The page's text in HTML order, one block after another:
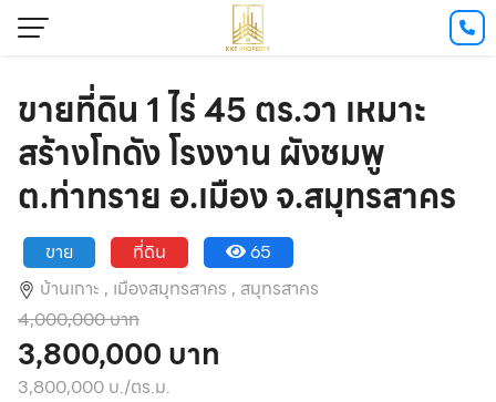
ขายที่ดิน 1 ไร่ 45 ตร.วา เหมาะ
สร้างโกดัง โรงงาน ผังชมพู
ต.ท่าทราย อ.เมือง จ.สมุทรสาคร
ขาย ที่ดิน
65
บ้านเกาะ , เมืองสมุทรสาคร , สมุทรสาคร
4,000,000 บาท
3,800,000 บาท
3,800,000 บ./ตร.ม.